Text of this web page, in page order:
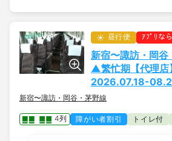
昼行便 ｱﾌﾟﾘな
新宿〜諏訪・岡
▲繁忙期【代理店
2026.07.18-
新宿〜諏訪・岡谷・茅野線
4列 障がい者割引 トイレ付